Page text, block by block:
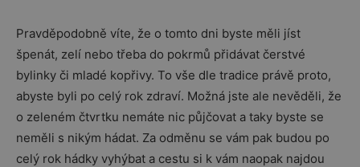
Pravděpodobně víte, že o tomto dni byste měli jíst
špenát, zelí nebo třeba do pokrmů přidávat čerstvé
bylinky či mladé kopřivy. To vše dle tradice právě proto,
abyste byli po celý rok zdraví. Možná jste ale nevěděli, že
o zeleném čtvrtku nemáte nic půjčovat a taky byste se
neměli s nikým hádat. Za odměnu se vám pak budou po
celý rok hádky vyhýbat a cestu si k vám naopak najdou